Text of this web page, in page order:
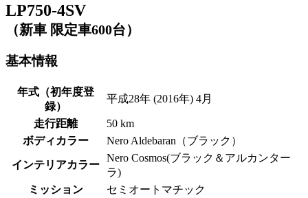
LP750-4SV
（新車 限定車600台）
基本情報
年式（初年度登
録）
平成28年 (2016年) 4月
走行距離
50 km
ボディカラー
Nero Aldebaran（ブラック）
インテリアカラー
Nero Cosmos(ブラック＆アルカンター
ラ)
ミッション
セミオートマチック